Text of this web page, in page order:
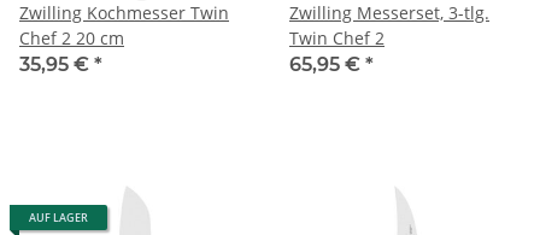
Zwilling Kochmesser Twin
Chef 2 20 cm
35,95 € *
Zwilling Messerset, 3-tlg.
Twin Chef 2
65,95 € *
AUF LAGER